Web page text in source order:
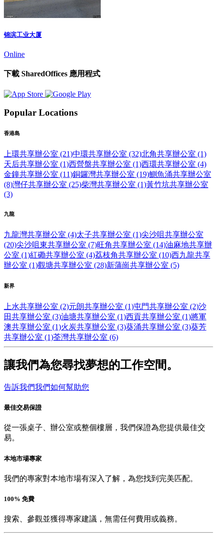
锦滨工业大厦
Online
下載 SharedOffices 應用程式
Popular Locations
香港島
上環共享辦公室 (21)中環共享辦公室 (32)北角共享辦公室 (1)
天后共享辦公室 (1)西營盤共享辦公室 (1)西環共享辦公室 (4)
金鐘共享辦公室 (11)銅鑼灣共享辦公室 (19)鰂魚涌共享辦公室
(8)灣仔共享辦公室 (25)柴灣共享辦公室 (1)黃竹坑共享辦公室
(3)
九龍
九龍灣共享辦公室 (4)太子共享辦公室 (1)尖沙咀共享辦公室
(20)尖沙咀東共享辦公室 (7)旺角共享辦公室 (14)油麻地共享辦
公室 (1)紅磡共享辦公室 (4)荔枝角共享辦公室 (10)西九龍共享
辦公室 (1)觀塘共享辦公室 (28)新蒲崗共享辦公室 (5)
新界
上水共享辦公室 (2)元朗共享辦公室 (1)屯門共享辦公室 (2)沙
田共享辦公室 (3)油塘共享辦公室 (1)西貢共享辦公室 (1)將軍
澳共享辦公室 (1)火炭共享辦公室 (3)葵涌共享辦公室 (3)葵芳
共享辦公室 (1)荃灣共享辦公室 (6)
讓我們為您尋找夢想的工作空間。
告訴我們我們如何幫助您
最佳交易保證
從一張桌子、辦公室或整個樓層，我們保證為您提供最佳交
易。
本地市場專家
我們的專家對本地市場有深入了解，為您找到完美匹配。
100% 免費
搜索、參觀並獲得專家建議，無需任何費用或義務。